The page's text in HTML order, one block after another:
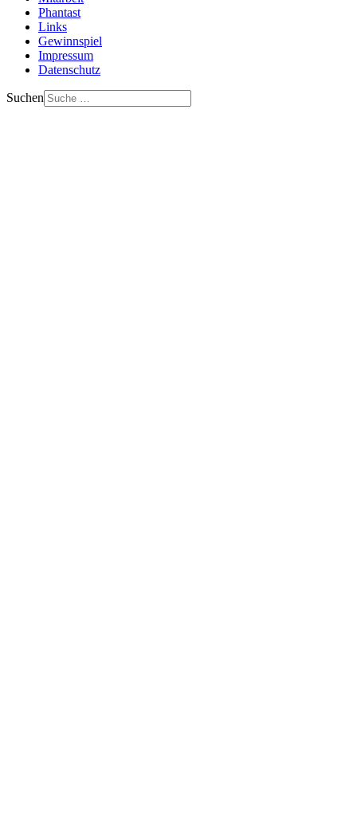
Phantast
Links
Gewinnspiel
Impressum
Datenschutz
Suchen